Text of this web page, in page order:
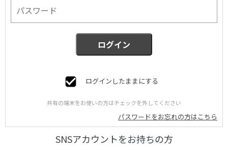
ログインしたままにする
共有の端末をお使いの方はチェックを外してください
パスワードをお忘れの方はこちら
SNSアカウントをお持ちの方